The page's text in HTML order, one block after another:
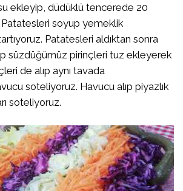
ekleyip, düdüklü tencerede 20
Patatesleri soyup yemeklik
Patatesleri aldıktan sonra
süzdüğümüz pirinçleri tuz ekleyerek
de alıp aynı tavada
soteliyoruz. Havucu alıp piyazlık
soteliyoruz.